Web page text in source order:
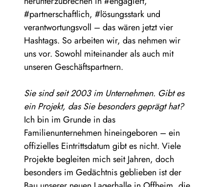
#partnerschaftlich, #lösungsstark und
verantwortungsvoll – das wären jetzt vier
Hashtags. So arbeiten wir, das nehmen wir
uns vor. Sowohl miteinander als auch mit
unseren Geschäftspartnern.
Sie sind seit 2003 im Unternehmen. Gibt es
ein Projekt, das Sie besonders geprägt hat?
Ich bin im Grunde in das
Familienunternehmen hineingeboren – ein
offizielles Eintrittsdatum gibt es nicht. Viele
Projekte begleiten mich seit Jahren, doch
besonders im Gedächtnis geblieben ist der